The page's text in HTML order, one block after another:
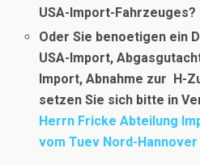
USA-Import-Fahrzeuges?
Oder Sie benoetigen ein
USA-Import,
Import, Abnahme zur H-
setzen Sie sich bitte in
Herrn Fricke Abteilung
vom Tuev Nord-Hannover